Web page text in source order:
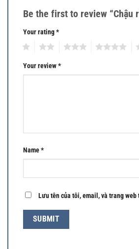
Be the first to review “Chậu
Your rating*
Your review*
Name*
Lưu tên của tôi, email, và trang